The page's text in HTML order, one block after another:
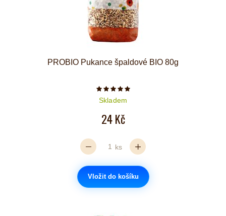
PROBIO Pukance špaldové BIO 80g
Počet hvězdiček je 5 z 5
Skladem
24 Kč
ks
Vložit do košíku